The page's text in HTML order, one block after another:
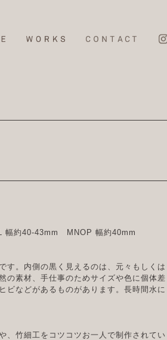
約40-43mm MNOP 幅約40mm
。内側の黒く見えるのは、元々もしくは
の素材、手仕事のためサイズや色に個体差
ビなどがあるものがあります。長時間水に
、竹細工をコツコツお一人で制作されてい